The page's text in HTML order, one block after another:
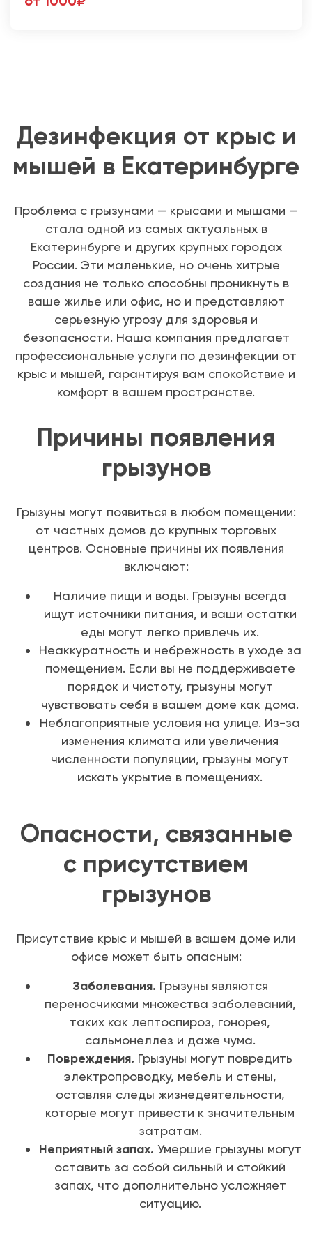
Дезинфекция от крыс и
мышей в Екатеринбурге
Проблема с грызунами — крысами и мышами —
стала одной из самых актуальных в
Екатеринбурге и других крупных городах
России. Эти маленькие, но очень хитрые
создания не только способны проникнуть в
ваше жилье или офис, но и представляют
серьезную угрозу для здоровья и
безопасности. Наша компания предлагает
профессиональные услуги по дезинфекции от
крыс и мышей, гарантируя вам спокойствие и
комфорт в вашем пространстве.
Причины появления
грызунов
Грызуны могут появиться в любом помещении:
от частных домов до крупных торговых
центров. Основные причины их появления
включают:
Наличие пищи и воды. Грызуны всегда
ищут источники питания, и ваши остатки
еды могут легко привлечь их.
Неаккуратность и небрежность в уходе за
помещением. Если вы не поддерживаете
порядок и чистоту, грызуны могут
чувствовать себя в вашем доме как дома.
Неблагоприятные условия на улице. Из-за
изменения климата или увеличения
численности популяции, грызуны могут
искать укрытие в помещениях.
Опасности, связанные
с присутствием
грызунов
Присутствие крыс и мышей в вашем доме или
офисе может быть опасным:
Заболевания. Грызуны являются
переносчиками множества заболеваний,
таких как лептоспироз, гонорея,
сальмонеллез и даже чума.
Повреждения. Грызуны могут повредить
электропроводку, мебель и стены,
оставляя следы жизнедеятельности,
которые могут привести к значительным
затратам.
Неприятный запах. Умершие грызуны могут
оставить за собой сильный и стойкий
запах, что дополнительно усложняет
ситуацию.